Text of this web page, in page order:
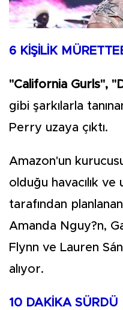
6 KİŞİLİK
"California Gurls",
gibi şarkılarla
Perry uzaya çıktı.
Amazon'un
olduğu havacılık
tarafından
Amanda Nguy?n,
Flynn ve Lauren
alıyor.
10 DAKİKA SÜRDÜ